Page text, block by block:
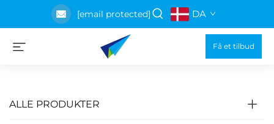
[email protected] DA
Få et tilbud
ALLE PRODUKTER